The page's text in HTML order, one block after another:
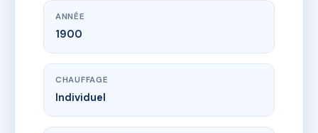
ANNÉE
1900
CHAUFFAGE
Individuel